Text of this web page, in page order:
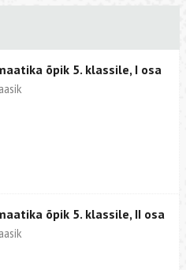
õpik 5. klassile, I osa
õpik 5. klassile, II osa